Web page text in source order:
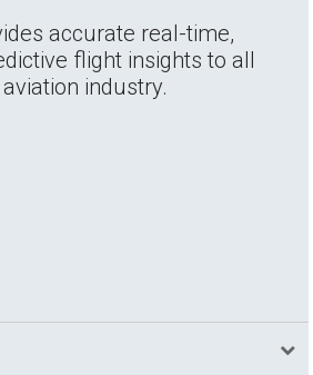
accurate real-time,
flight insights to all
industry.